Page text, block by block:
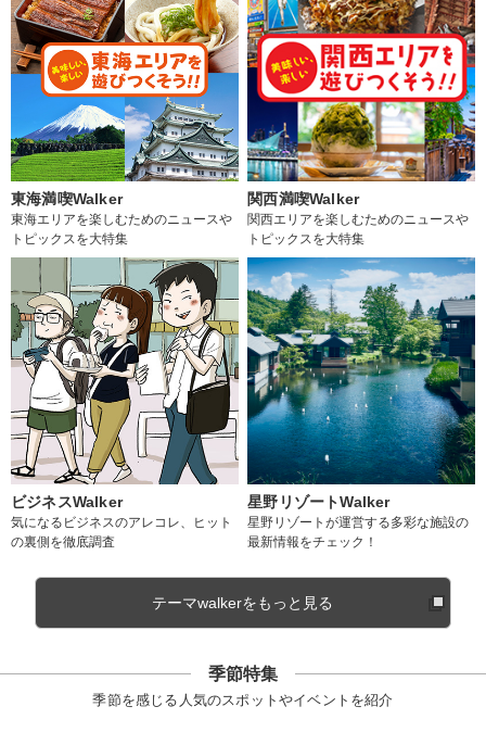
東海満喫Walker
東海エリアを楽しむためのニュースや
トピックスを大特集
関西満喫Walker
関西エリアを楽しむためのニュースや
トピックスを大特集
ビジネスWalker
気になるビジネスのアレコレ、ヒット
の裏側を徹底調査
星野リゾートWalker
星野リゾートが運営する多彩な施設の
最新情報をチェック！
テーマwalkerをもっと見る
季節特集
季節を感じる人気のスポットやイベントを紹介